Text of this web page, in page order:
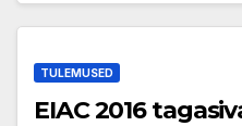
TULEMUSED
EIAC 2016